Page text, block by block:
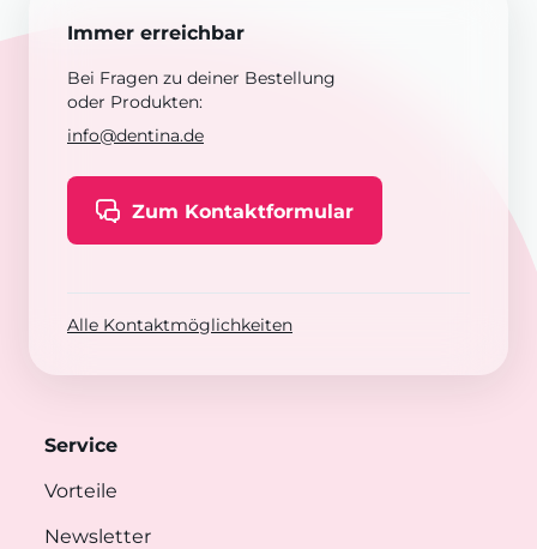
Immer erreichbar
Bei Fragen zu deiner Bestellung
oder Produkten:
info@dentina.de
Zum Kontaktformular
Alle Kontaktmöglichkeiten
Service
Vorteile
Newsletter